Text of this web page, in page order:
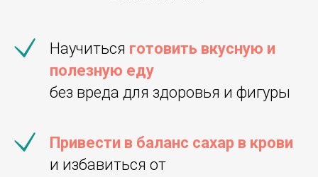
Научиться готовить вкусную и
полезную еду
без вреда для здоровья и фигуры
Привести в баланс сахар в крови
и избавиться от